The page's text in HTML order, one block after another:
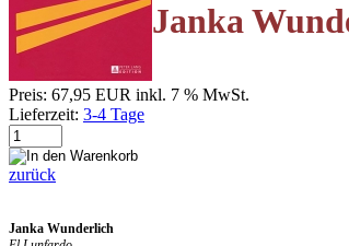
Janka
Preis: 67,95 EUR inkl. 7 % MwSt.
Lieferzeit: 3-4 Tage
zurück
Janka Wunderlich